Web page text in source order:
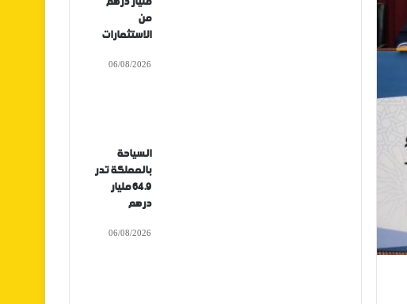
من
الاستثمارات
06/08/2026
السياحة
بالمملكة تدر
64.9 مليار
درهم
06/08/2026